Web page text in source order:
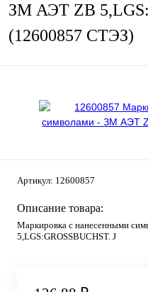
ЗМ АЭТ ZB
(12600857 СТЭЗ)
Артикул: 12600857
Описание товара:
Маркировка с нанесенными
5,LGS:GROSSBUCHST. J